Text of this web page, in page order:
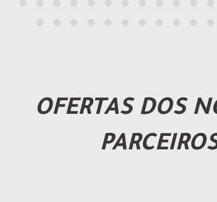
OFERTAS DOS